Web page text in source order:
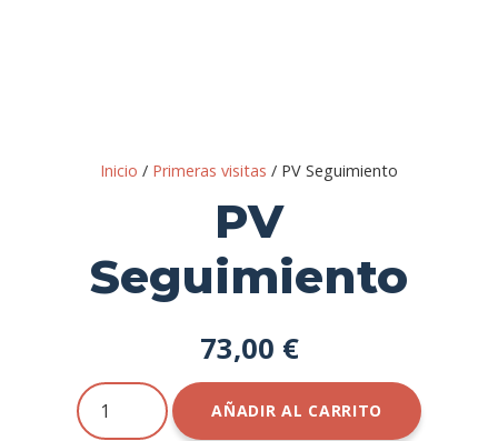
Inicio / Primeras visitas / PV Seguimiento
PV
Seguimiento
73,00 €
PV
Seguimiento
AÑADIR AL CARRITO